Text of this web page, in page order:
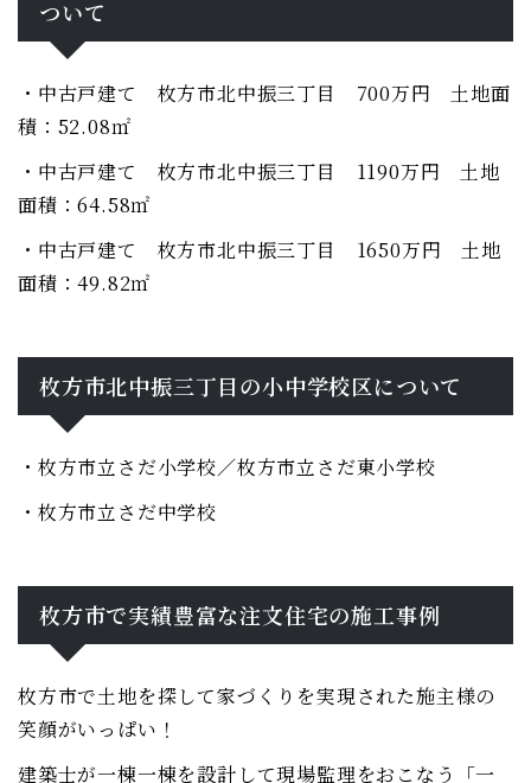
ついて
・中古戸建て 枚方市北中振三丁目 700万円 土地面
積：52.08㎡
・中古戸建て 枚方市北中振三丁目 1190万円 土地
面積：64.58㎡
・中古戸建て 枚方市北中振三丁目 1650万円 土地
面積：49.82㎡
枚方市北中振三丁目の小中学校区について
・枚方市立さだ小学校／枚方市立さだ東小学校
・枚方市立さだ中学校
枚方市で実績豊富な注文住宅の施工事例
枚方市で土地を探して家づくりを実現された施主様の
笑顔がいっぱい！
建築士が一棟一棟を設計して現場監理をおこなう「一